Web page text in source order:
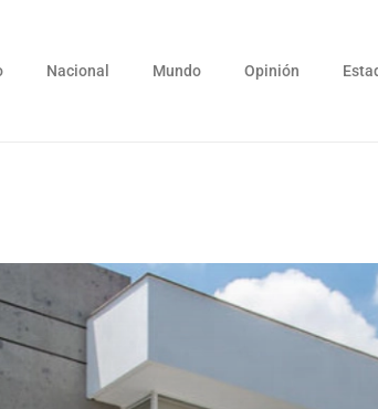
Nacional Mundo Opinión